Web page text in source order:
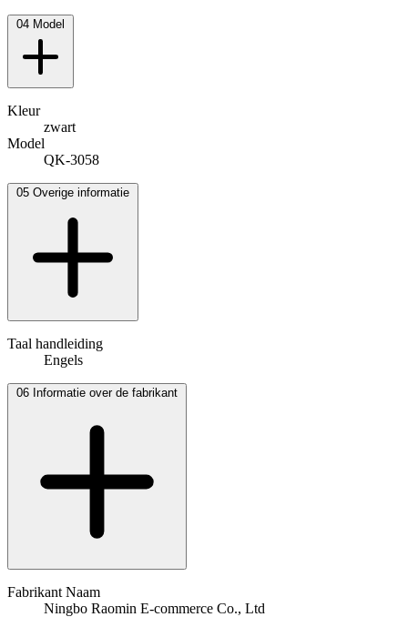
04 Model
Kleur
zwart
Model
QK-3058
05 Overige informatie
Taal handleiding
Engels
06 Informatie over de fabrikant
Fabrikant Naam
Ningbo Raomin E-commerce Co., Ltd